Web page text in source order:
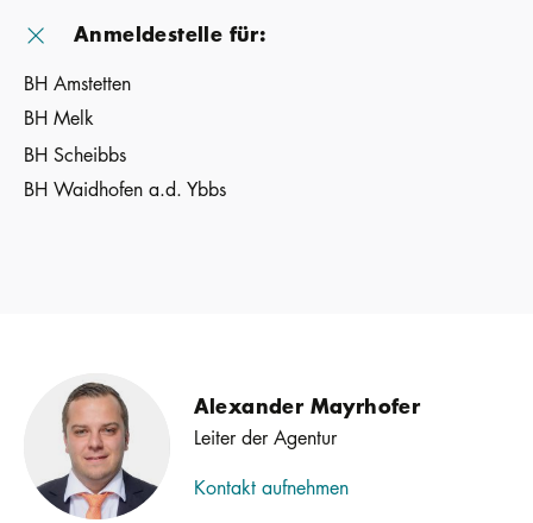
Anmeldestelle für:
BH Amstetten
BH Melk
BH Scheibbs
BH Waidhofen a.d. Ybbs
Alexander Mayrhofer
Leiter der Agentur
Kontakt aufnehmen